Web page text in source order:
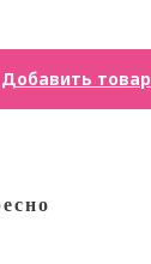
Добавить товар